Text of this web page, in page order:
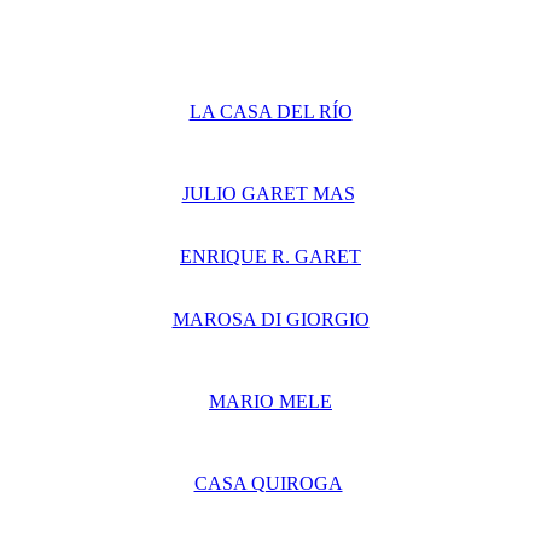
LA CASA DEL RÍO
JULIO GARET MAS
ENRIQUE R. GARET
MAROSA DI GIORGIO
MARIO MELE
CASA QUIROGA